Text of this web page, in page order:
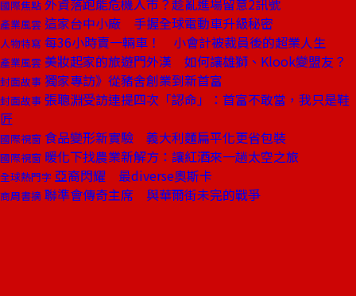
國際焦點 外資落跑能危機入市？趁亂進場留意2訊號
產業風雲 這家台中小廠 手握全球電動車升級秘密
人物特寫 每36小時賣一輛車！ 小會計被裁員後的超業人生
產業風雲 美妝起家的旅遊門外漢 如何讓雄獅、Klook變盟友？
封面故事 獨家專訪》從豬舍創業到新首富
封面故事 張聰淵受訪連提四次「認命」：首富不敢當，我只是鞋
匠
國際視窗 食品變形新實驗 義大利麵扁平化更省包裝
國際視窗 暖化下找農業新解方：讓紅酒來一趟太空之旅
全球熱門字 亞裔閃耀 最diverse奧斯卡
商周書摘 聯準會傳奇主席 與華爾街未完的戰爭